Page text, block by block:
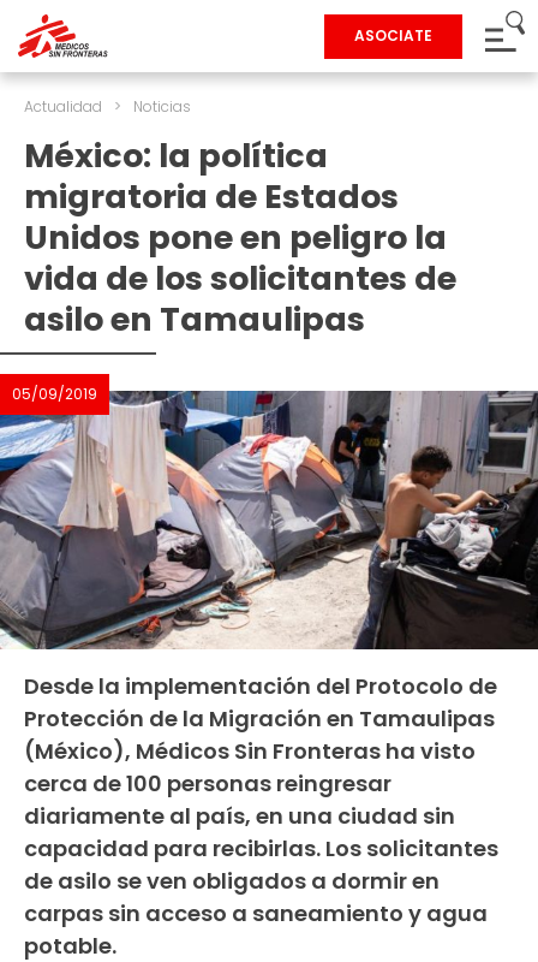
ASOCIATE
Actualidad > Noticias
México: la política
migratoria de Estados
Unidos pone en peligro la
vida de los solicitantes de
asilo en Tamaulipas
05/09/2019
Desde la implementación del Protocolo de
Protección de la Migración en Tamaulipas
(México), Médicos Sin Fronteras ha visto
cerca de 100 personas reingresar
diariamente al país, en una ciudad sin
capacidad para recibirlas. Los solicitantes
de asilo se ven obligados a dormir en
carpas sin acceso a saneamiento y agua
potable.